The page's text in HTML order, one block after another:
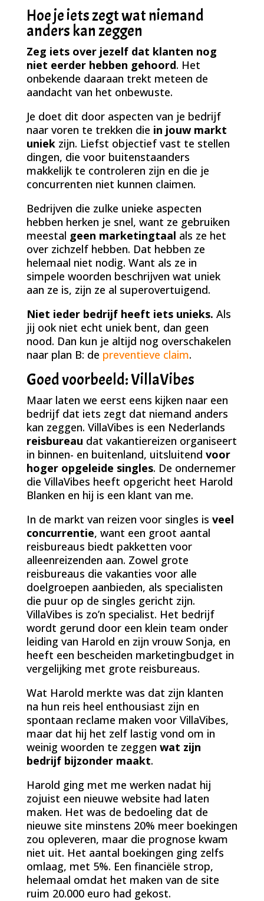
Hoe je iets zegt wat niemand
anders kan zeggen
Zeg iets over jezelf dat klanten nog
niet eerder hebben gehoord. Het
onbekende daaraan trekt meteen de
aandacht van het onbewuste.
Je doet dit door aspecten van je bedrijf
naar voren te trekken die in jouw markt
uniekzijn. Liefst objectief vast te stellen
dingen, die voor buitenstaanders
makkelijk te controleren zijn en die je
concurrenten niet kunnen claimen.
Bedrijven die zulke unieke aspecten
hebben herken je snel, want ze gebruiken
meestal geen marketingtaal als ze het
over zichzelf hebben. Dat hebben ze
helemaal niet nodig. Want als ze in
simpele woorden beschrijven wat uniek
aan ze is, zijn ze al superovertuigend.
Niet ieder bedrijf heeft iets unieks. Als
jij ook niet echt uniek bent, dan geen
nood. Dan kun je altijd nog overschakelen
naar plan B: de preventieve claim.
Goed voorbeeld: VillaVibes
Maar laten we eerst eens kijken naar een
bedrijf dat iets zegt dat niemand anders
kan zeggen. VillaVibes is een Nederlands
reisbureau dat vakantiereizen organiseert
in binnen- en buitenland, uitsluitend voor
hoger opgeleide singles. De ondernemer
die VillaVibes heeft opgericht heet Harold
Blanken en hij is een klant van me.
In de markt van reizen voor singles is veel
concurrentie, want een groot aantal
reisbureaus biedt pakketten voor
alleenreizenden aan. Zowel grote
reisbureaus die vakanties voor alle
doelgroepen aanbieden, als specialisten
die puur op de singles gericht zijn.
VillaVibes is zo’n specialist. Het bedrijf
wordt gerund door een klein team onder
leiding van Harold en zijn vrouw Sonja, en
heeft een bescheiden marketingbudget in
vergelijking met grote reisbureaus.
Wat Harold merkte was dat zijn klanten
na hun reis heel enthousiast zijn en
spontaan reclame maken voor VillaVibes,
maar dat hij het zelf lastig vond om in
weinig woorden te zeggen wat zijn
bedrijf bijzonder maakt.
Harold ging met me werken nadat hij
zojuist een nieuwe website had laten
maken. Het was de bedoeling dat de
nieuwe site minstens 20% meer boekingen
zou opleveren, maar die prognose kwam
niet uit. Het aantal boekingen ging zelfs
omlaag, met 5%. Een financiële strop,
helemaal omdat het maken van de site
ruim 20.000 euro had gekost.